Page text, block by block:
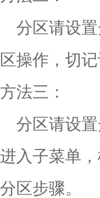
分区请设置
区操作，切
方法三：
分区请设置
进入子菜单
分区步骤。